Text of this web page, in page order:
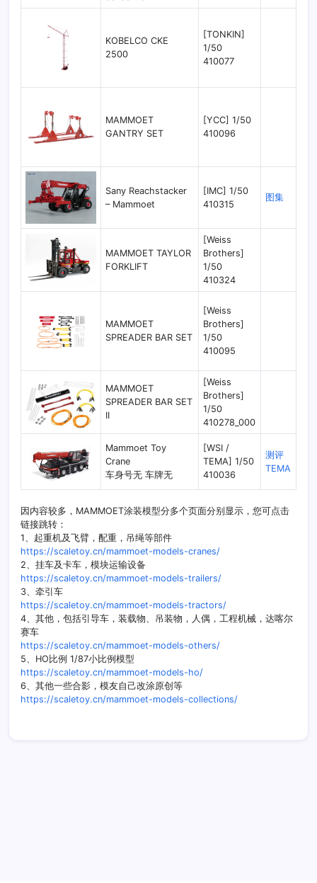
KOBELCO CKE
2500
[TONKIN]
1/50
410077
MAMMOET
GANTRY SET
[YCC] 1/50
410096
Sany Reachstacker
– Mammoet
[IMC] 1/50
410315
图集
MAMMOET TAYLOR
FORKLIFT
[Weiss
Brothers]
1/50
410324
MAMMOET
SPREADER BAR SET
[Weiss
Brothers]
1/50
410095
MAMMOET
SPREADER BAR SET
II
[Weiss
Brothers]
1/50
410278_000
Mammoet Toy
Crane
车身号无 车牌无
[WSI /
TEMA] 1/50
410036
测评
TEMA
因内容较多，MAMMOET涂装模型分多个页面分别显示，您可点击
链接跳转：
1、起重机及飞臂，配重，吊绳等部件
https://scaletoy.cn/mammoet-models-cranes/
2、挂车及卡车，模块运输设备
https://scaletoy.cn/mammoet-models-trailers/
3、牵引车
https://scaletoy.cn/mammoet-models-tractors/
4、其他，包括引导车，装载物、吊装物，人偶，工程机械，达喀尔
赛车
https://scaletoy.cn/mammoet-models-others/
5、HO比例 1/87小比例模型
https://scaletoy.cn/mammoet-models-ho/
6、其他一些合影，模友自己改涂原创等
https://scaletoy.cn/mammoet-models-collections/